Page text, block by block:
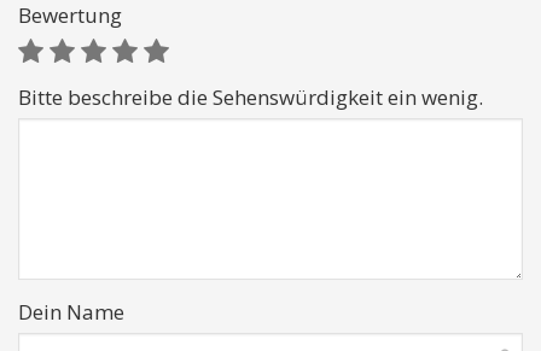
Bewertung
Bitte beschreibe die Sehenswürdigkeit ein wenig.
Dein Name